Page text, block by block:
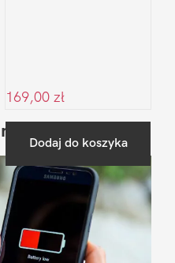
169,00 zł
Dodaj do koszyka
blogu